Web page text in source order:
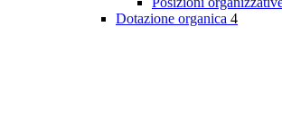
Dotazione organica 4